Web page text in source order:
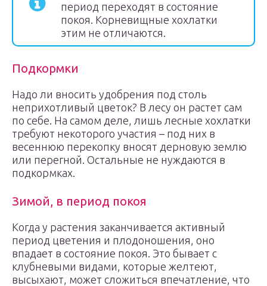
период переходят в состояние
покоя. Корневищные хохлатки
этим не отличаются.
Подкормки
Надо ли вносить удобрения под столь
неприхотливый цветок? В лесу он растет сам
по себе. На самом деле, лишь лесные хохлатки
требуют некоторого участия – под них в
весеннюю перекопку вносят дерновую землю
или перегной. Остальные не нуждаются в
подкормках.
Зимой, в период покоя
Когда у растения заканчивается активный
период цветения и плодоношения, оно
впадает в состояние покоя. Это бывает с
клубневыми видами, которые желтеют,
высыхают, может сложиться впечатление, что